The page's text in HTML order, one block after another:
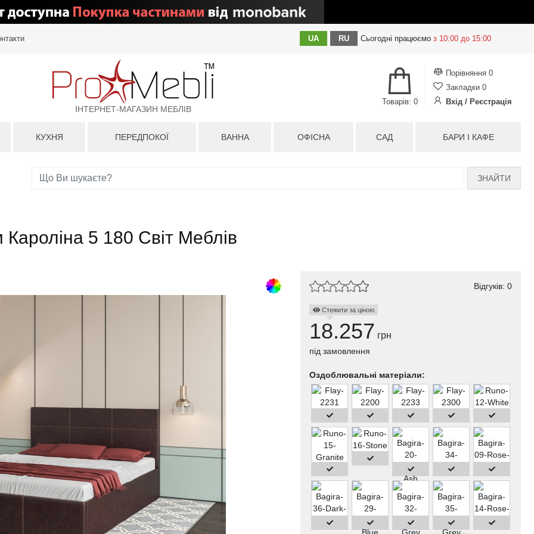
UA RU Сьогодні працюємо з 10:00 до 15:00
ІНТЕРНЕТ-МАГАЗИН МЕБЛІВ
Порівняння 0
Закладки 0
Вхід / Реєстрація
Товарів: 0
КУХНЯ ПЕРЕДПОКОЇ ВАННА ОФІСНА САД БАРИ І КАФЕ
ЗНАЙТИ
5 180 Світ Меблів
Відгуків: 0
Стежити за ціною
18.257 грн
під замовлення
Оздоблювальні матеріали: